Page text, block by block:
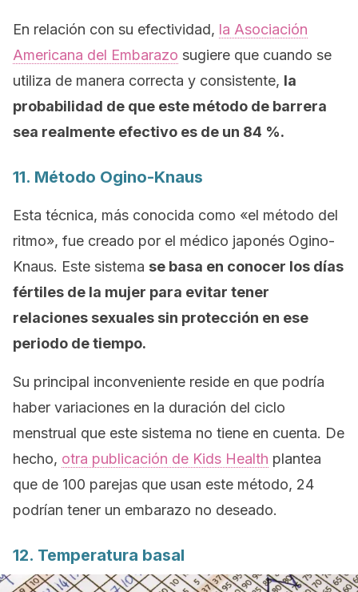
En relación con su efectividad, la Asociación
Americana del Embarazo sugiere que cuando se
utiliza de manera correcta y consistente, la
probabilidad de que este método de barrera
sea realmente efectivo es de un 84 %.
11. Método Ogino-Knaus
Esta técnica, más conocida como «el método del
ritmo», fue creado por el médico japonés Ogino-
Knaus. Este sistema se basa en conocer los días
fértiles de la mujer para evitar tener
relaciones sexuales sin protección en ese
periodo de tiempo.
Su principal inconveniente reside en que podría
haber variaciones en la duración del ciclo
menstrual que este sistema no tiene en cuenta. De
hecho, otra publicación de Kids Health plantea
que de 100 parejas que usan este método, 24
podrían tener un embarazo no deseado.
12. Temperatura basal